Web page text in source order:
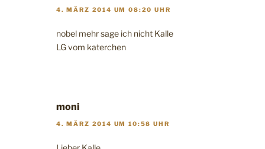
4. MÄRZ 2014 UM 08:20 UHR
nobel mehr sage ich nicht Kalle
LG vom katerchen
moni
4. MÄRZ 2014 UM 10:58 UHR